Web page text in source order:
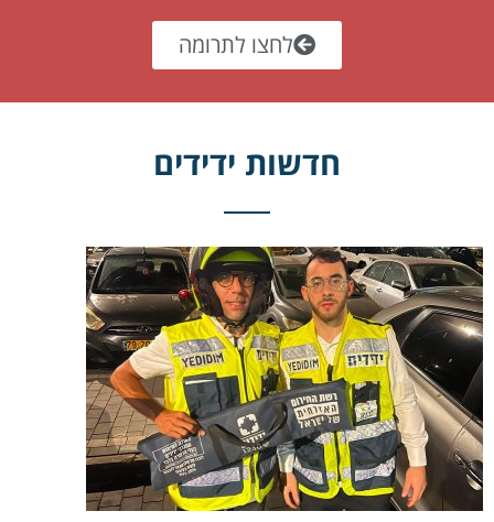
לחצו לתרומה
חדשות ידידים